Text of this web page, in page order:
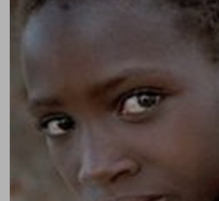
conto del fatto che il blocco di alcuni cookie può
condizionare l’esperienza sulla Piattaforma e il suo
funzionamento. Premendo “Conferma le mie scelte”, la
Cookie di analisi
Cookies di marketing